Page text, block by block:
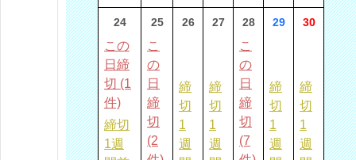
24
この
日締
切 (1
件)
締切
1週
25
こ
の
日
締
切
(2
26
締
切
1
週
27
締
切
1
週
28
こ
の
日
締
切
(7
29
締
切
1
週
30
締
切
1
週